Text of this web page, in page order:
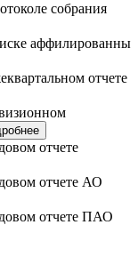
собрания
аффилированны
отчете
отчете
отчете АО
отчете ПАО